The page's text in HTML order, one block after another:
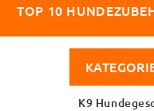
TOP 10
K9